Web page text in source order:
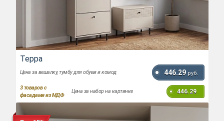
Терра
Цена за вешалку, тумбу для обуви и комод 446.29 руб.
3 товаров с
фасадами из МДФ
Цена за набор на картинке 446.29